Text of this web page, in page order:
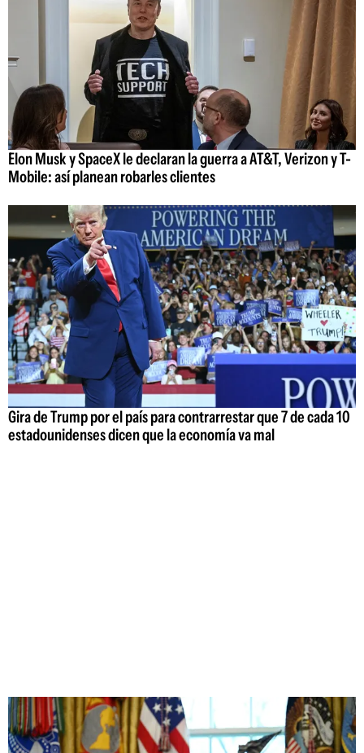
Elon Musk y SpaceX le declaran la guerra a AT&T, Verizon y T-
Mobile: así planean robarles clientes
Gira de Trump por el país para contrarrestar que 7 de cada 10
estadounidenses dicen que la economía va mal